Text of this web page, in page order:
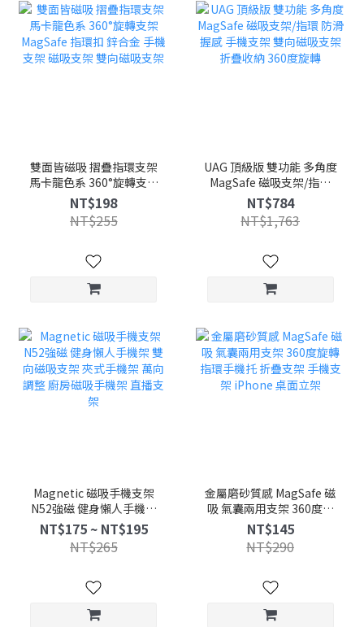
雙面皆磁吸 摺疊指環支架
馬卡龍色系 360°旋轉支架
MagSafe 指環扣 鋅合金 手
機支架 磁吸支架 雙向磁吸
支架
NT$198
NT$255
UAG 頂級版 雙功能 多角度
MagSafe 磁吸支架/指環
防滑握感 手機支架 雙向磁
吸支架 折疊收納 360度旋
轉
NT$784
NT$1,763
Magnetic 磁吸手機支架
N52強磁 健身懶人手機架
雙向磁吸支架 夾式手機架
萬向調整 廚房磁吸手機架
直播支架
NT$175 ~ NT$195
NT$265
金屬磨砂質感 MagSafe 磁
吸 氣囊兩用支架 360度旋
轉 指環手機托 折疊支架 手
機支架 iPhone 桌面立架
NT$145
NT$290